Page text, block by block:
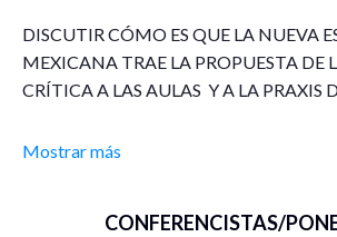
DISCUTIR CÓMO ES QUE LA NUEVA
MEXICANA TRAE LA PROPUESTA DE
CRÍTICA A LAS AULAS Y A LA PRAXIS
APARECEN EN LOS DIFERENTES
Mostrar más
CONFERENCISTAS/